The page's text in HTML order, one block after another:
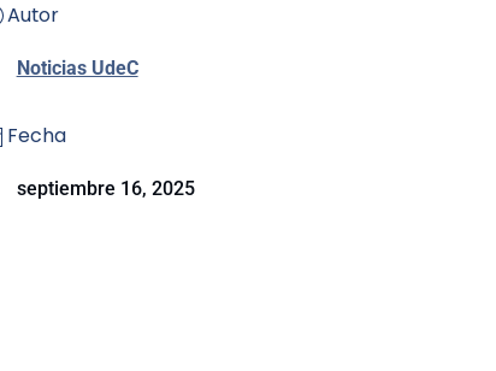
Autor
Noticias UdeC
Fecha
septiembre 16, 2025